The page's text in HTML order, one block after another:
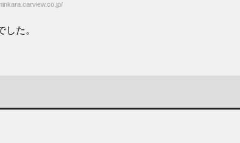
た。